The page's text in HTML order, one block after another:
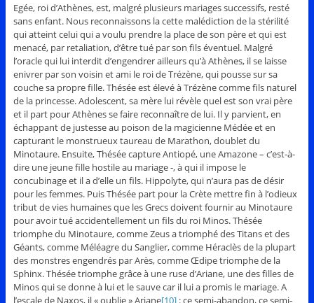
Egée, roi d’Athènes, est, malgré plusieurs mariages successifs, resté
sans enfant. Nous reconnaissons la cette malédiction de la stérilité
qui atteint celui qui a voulu prendre la place de son père et qui est
menacé, par retaliation, d’être tué par son fils éventuel. Malgré
l’oracle qui lui interdit d’engendrer ailleurs qu’à Athènes, il se laisse
enivrer par son voisin et ami le roi de Trézène, qui pousse sur sa
couche sa propre fille. Thésée est élevé à Trézène comme fils naturel
de la princesse. Adolescent, sa mère lui révèle quel est son vrai père
et il part pour Athènes se faire reconnaître de lui. Il y parvient, en
échappant de justesse au poison de la magicienne Médée et en
capturant le monstrueux taureau de Marathon, doublet du
Minotaure. Ensuite, Thésée capture Antiopé, une Amazone – c’est-à-
dire une jeune fille hostile au mariage -, à qui il impose le
concubinage et il a d’elle un fils. Hippolyte, qui n’aura pas de désir
pour les femmes. Puis Thésée part pour la Crète mettre fin à l’odieux
tribut de vies humaines que les Grecs doivent fournir au Minotaure
pour avoir tué accidentellement un fils du roi Minos. Thésée
triomphe du Minotaure, comme Zeus a triomphé des Titans et des
Géants, comme Méléagre du Sanglier, comme Héraclès de la plupart
des monstres engendrés par Arès, comme Œdipe triomphe de la
Sphinx. Thésée triomphe grâce à une ruse d’Ariane, une des filles de
Minos qui se donne à lui et le sauve car il lui a promis le mariage. A
l’escale de Naxos, il « oublie » Ariane[10]: ce semi-abandon, ce semi-